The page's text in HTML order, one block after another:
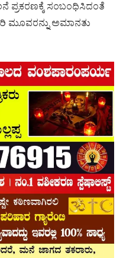
ಪ್ರಕರಣಕ್ಕೆ ಸಂಬಂಧಿಸಿದಂತೆ
ಮೂವರನ್ನು ಅಮಾನತು